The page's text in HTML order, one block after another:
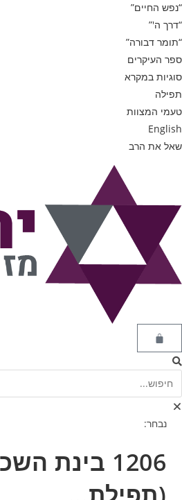
“נפש החיים”
“דרך ה'”
“תומר דבורה”
ספר העיקרים
סוגיות במקרא
תפילה
טעמי המצוות
English
שאל את הרב
נבחר:
1206 בינת